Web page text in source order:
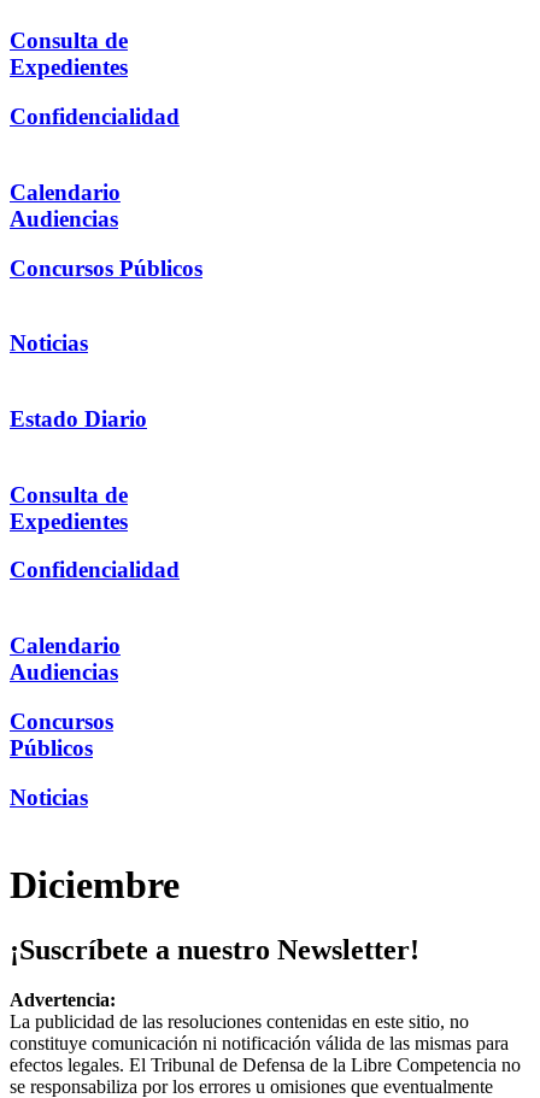
Consulta de
Expedientes
Confidencialidad
Calendario
Audiencias
Concursos Públicos
Noticias
Estado Diario
Consulta de
Expedientes
Confidencialidad
Calendario
Audiencias
Concursos
Públicos
Noticias
Diciembre
¡Suscríbete a nuestro Newsletter!
Advertencia:
La publicidad de las resoluciones contenidas en este sitio, no
constituye comunicación ni notificación válida de las mismas para
efectos legales. El Tribunal de Defensa de la Libre Competencia no
se responsabiliza por los errores u omisiones que eventualmente